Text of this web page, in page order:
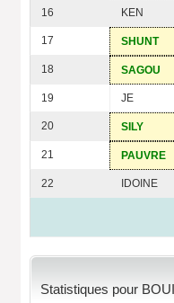
16 KEN
17 SHUNT
18 SAGOU
19 JE
20 SILY
21 PAUVRE
22 IDOINE
Statistiques pour